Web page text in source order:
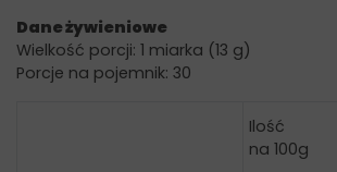
Dane żywieniowe
Wielkość porcji: 1 miarka (13 g)
Porcje na pojemnik: 30
Ilość
na 100g